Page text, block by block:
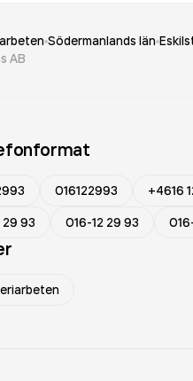
Södermanlands län
AB
016122993
+4616
29 93
016-12 29 93